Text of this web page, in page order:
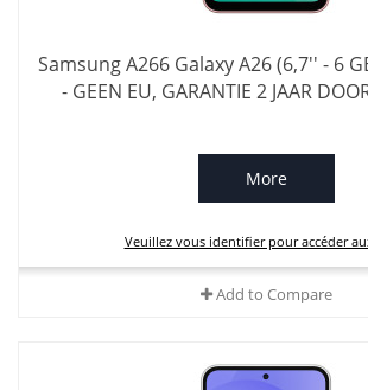
Samsung A266 Galaxy A26 (6,7'' - 6
- GEEN EU, GARANTIE 2 JAAR
More
Veuillez vous identifier pour accéder
Add to Compare